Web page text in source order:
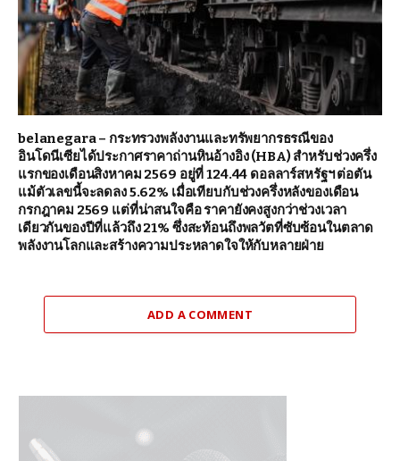
belanegara – กระทรวงพลังงานและทรัพยากรธรณีของ
อินโดนีเซียได้ประกาศราคาถ่านหินอ้างอิง (HBA) สำหรับช่วงครึ่ง
แรกของเดือนสิงหาคม 2569 อยู่ที่ 124.44 ดอลลาร์สหรัฐฯ ต่อตัน
แม้ตัวเลขนี้จะลดลง 5.62% เมื่อเทียบกับช่วงครึ่งหลังของเดือน
กรกฎาคม 2569 แต่ที่น่าสนใจคือ ราคายังคงสูงกว่าช่วงเวลา
เดียวกันของปีที่แล้วถึง 21% ซึ่งสะท้อนถึงพลวัตที่ซับซ้อนในตลาด
พลังงานโลกและสร้างความประหลาดใจให้กับหลายฝ่าย
ADD A COMMENT